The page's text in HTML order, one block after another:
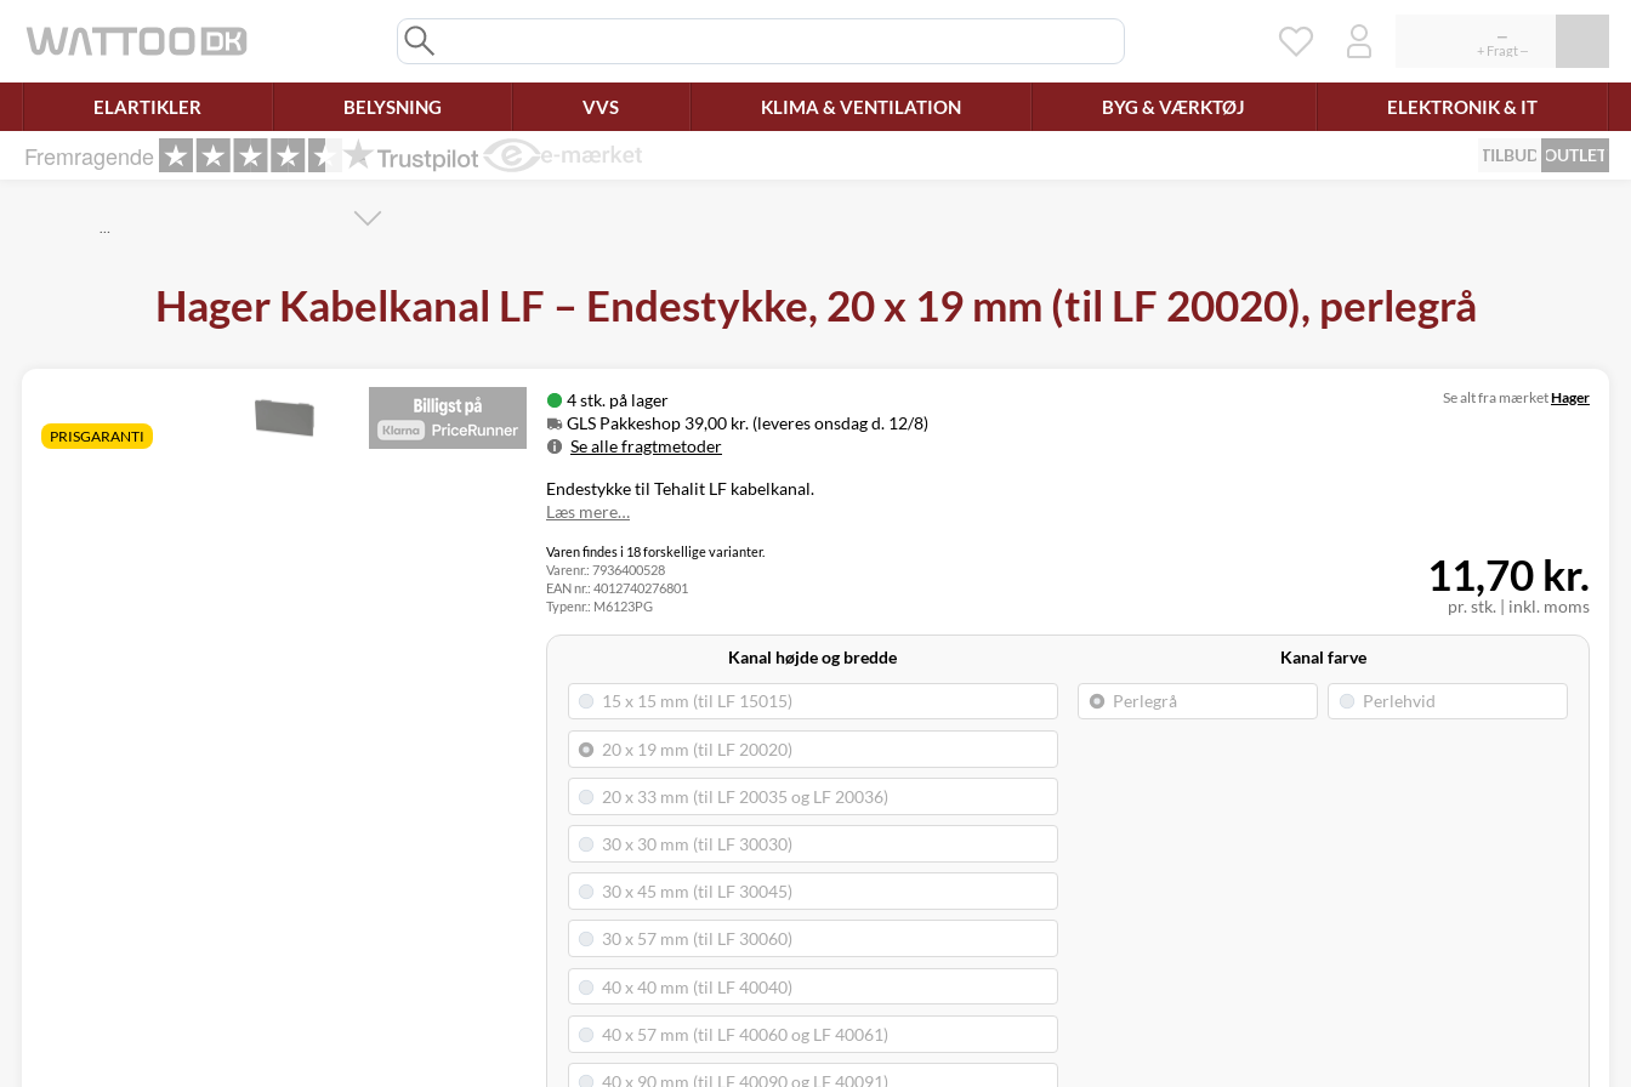
ELARTIKLER BELYSNING VVS KLIMA & VENTILATION BYG & VÆRKTØJ ELEKTRONIK & IT
Fremragende TILBUD OUTLET
…
Hager Kabelkanal LF – Endestykke, 20 x 19 mm (til LF 20020), perlegrå
PRISGARANTI
4 stk. på lager
GLS Pakkeshop 39,00 kr. (leveres onsdag d. 12/8)
Se alle fragtmetoder
Metode
Pris
Leveres
GLS Pakkeshop
Hjemmelevering
49,00 kr.
GLS Erhverv
Direkte levering
Se alt fra mærketHager
Endestykke til Tehalit LF kabelkanal.
Læs mere…
Varen findes i 18 forskellige varianter.
Varenr.: 7936400528
EAN nr.: 4012740276801
Typenr.: M6123PG pr. stk. | inkl. moms
11,70 kr.
Kanal højde og bredde Kanal farve
Ret samtykke!